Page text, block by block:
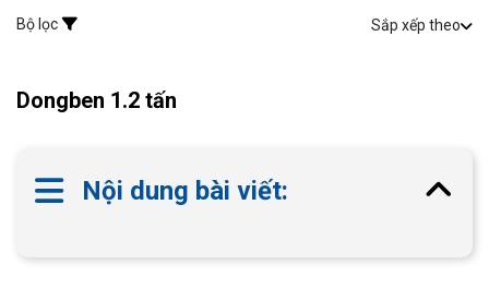
Bộ lọc Sắp xếp theo
Dongben 1.2 tấn
Nội dung bài viết: